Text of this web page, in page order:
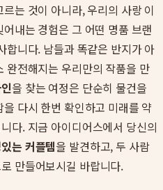
는 것이 아니라, 우리의 사랑 이
내는 경험은 그 어떤 명품 브랜
합니다. 남들과 똑같은 반지가 아
완전해지는 우리만의 작품을 만
을 찾는 여정은 단순히 물건을
다시 한번 확인하고 미래를 약
다. 지금 아이디어스에서 당신의
는 커플템을 발견하고, 두 사람
만들어보시길 바랍니다.